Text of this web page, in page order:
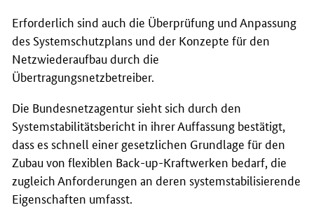
Erforderlich sind auch die Überprüfung und Anpassung
des Systemschutzplans und der Konzepte für den
Netzwiederaufbau durch die
Übertragungsnetzbetreiber.
Die Bundesnetzagentur sieht sich durch den
Systemstabilitätsbericht in ihrer Auffassung bestätigt,
dass es schnell einer gesetzlichen Grundlage für den
Zubau von flexiblen Back-up-Kraftwerken bedarf, die
zugleich Anforderungen an deren systemstabilisierende
Eigenschaften umfasst.